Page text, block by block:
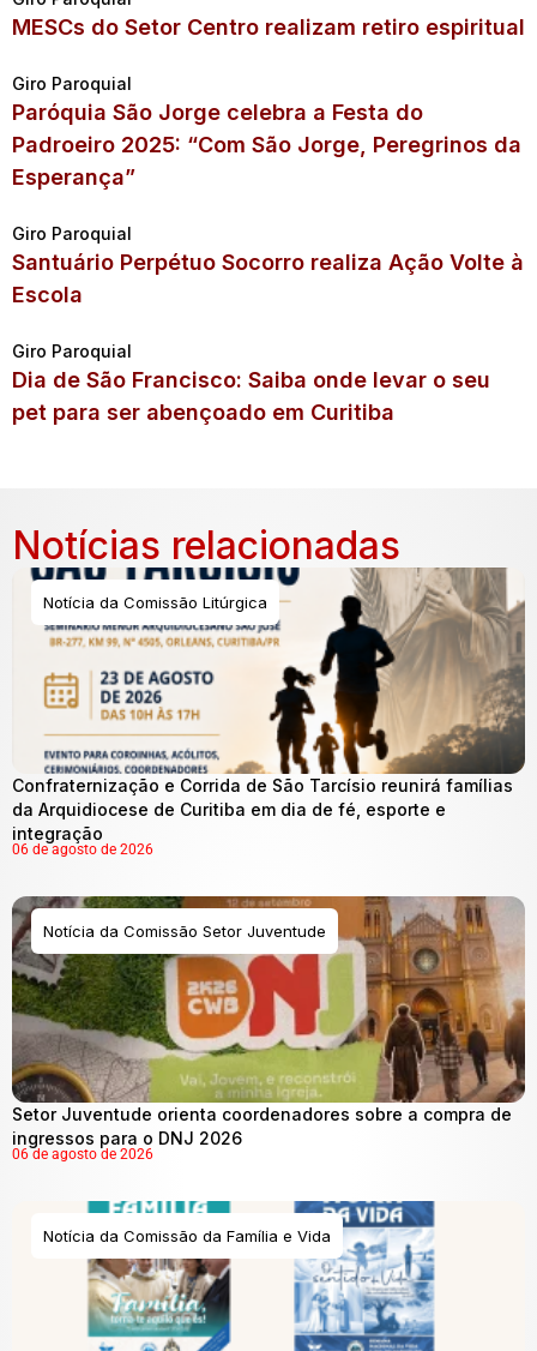
MESCs do Setor Centro realizam retiro espiritual
Giro Paroquial
Paróquia São Jorge celebra a Festa do
Padroeiro 2025: “Com São Jorge, Peregrinos da
Esperança”
Giro Paroquial
Santuário Perpétuo Socorro realiza Ação Volte à
Escola
Giro Paroquial
Dia de São Francisco: Saiba onde levar o seu
pet para ser abençoado em Curitiba
Notícias relacionadas
Notícia da Comissão Litúrgica
Confraternização e Corrida de São Tarcísio reunirá famílias
da Arquidiocese de Curitiba em dia de fé, esporte e
integração
06 de agosto de 2026
Notícia da Comissão Setor Juventude
Setor Juventude orienta coordenadores sobre a compra de
ingressos para o DNJ 2026
06 de agosto de 2026
Notícia da Comissão da Família e Vida